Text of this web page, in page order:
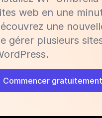
web en une
une
gérer plusieurs
Commencer gratuitement